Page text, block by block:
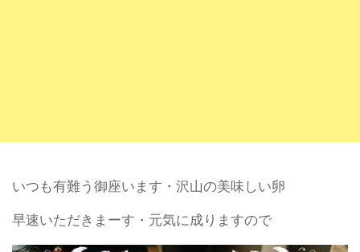
いつも有難う御座います・沢山の美味しい卵
早速いただきまーす・元気に成りますので